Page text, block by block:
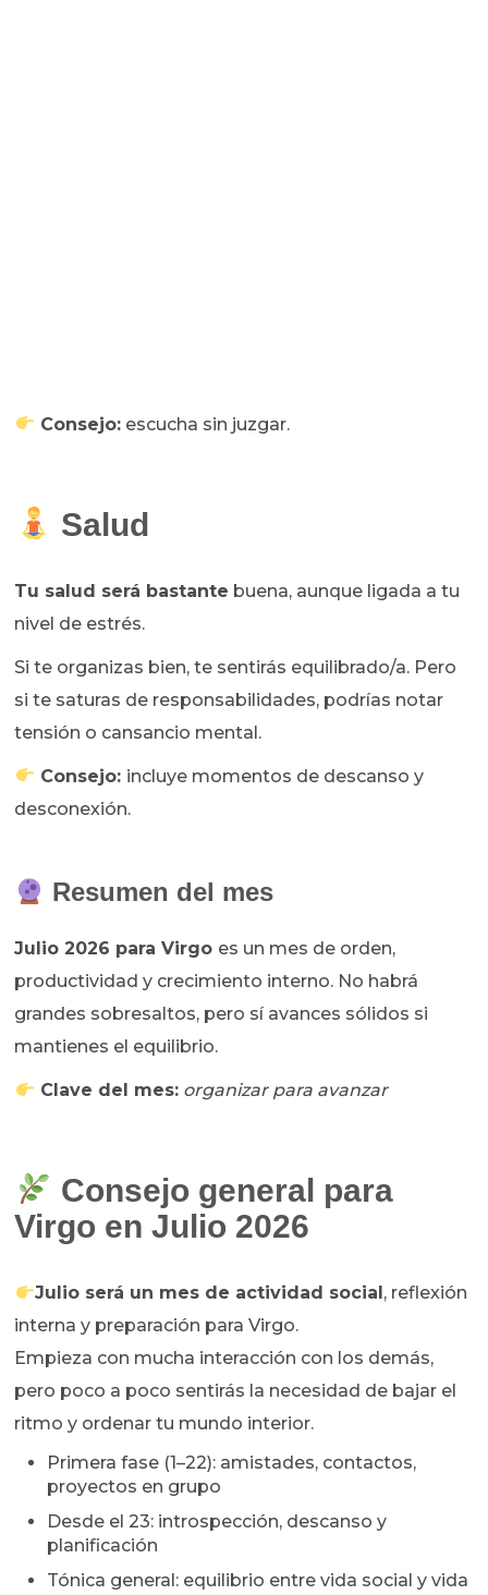
Consejo:escucha sin juzgar.
Salud
Tu salud será bastante buena, aunque ligada a tu
nivel de estrés.
Si te organizas bien, te sentirás equilibrado/a. Pero
si te saturas de responsabilidades, podrías notar
tensión o cansancio mental.
Consejo: incluye momentos de descanso y
desconexión.
Resumen del mes
Julio 2026 para Virgo es un mes de orden,
productividad y crecimiento interno. No habrá
grandes sobresaltos, pero sí avances sólidos si
mantienes el equilibrio.
Clave del mes: organizar para avanzar
Consejo general para
Virgo en Julio 2026
Julio será un mes de actividad social , reflexión
interna y preparación para Virgo.
Empieza con mucha interacción con los demás,
pero poco a poco sentirás la necesidad de bajar el
ritmo y ordenar tu mundo interior.
Primera fase (1–22): amistades, contactos,
proyectos en grupo
Desde el 23: introspección, descanso y
planificación
Tónica general: equilibrio entre vida social y vida